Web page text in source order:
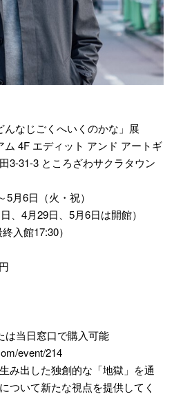
なじごくへいくのかな」展
4F エディット アンド アートギ
3-31-3 ところざわサクラタウン
月6日（火・祝）
、4月29日、5月6日は開館）
入館17:30）
は当日窓口で購入可能
event/214
み出した独創的な「地獄」を通
ついて新たな視点を提供してく